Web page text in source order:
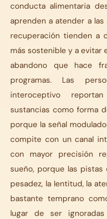
conducta alimentaria
aprenden a atender a
recuperación tienden a
más sostenible y a evitar
abandono que hace
programas. Las
interoceptivo
sustancias como forma
porque la señal
compite con un canal
con mayor precisión
sueño, porque las
pesadez, la lentitud, la
bastante temprano
lugar de ser